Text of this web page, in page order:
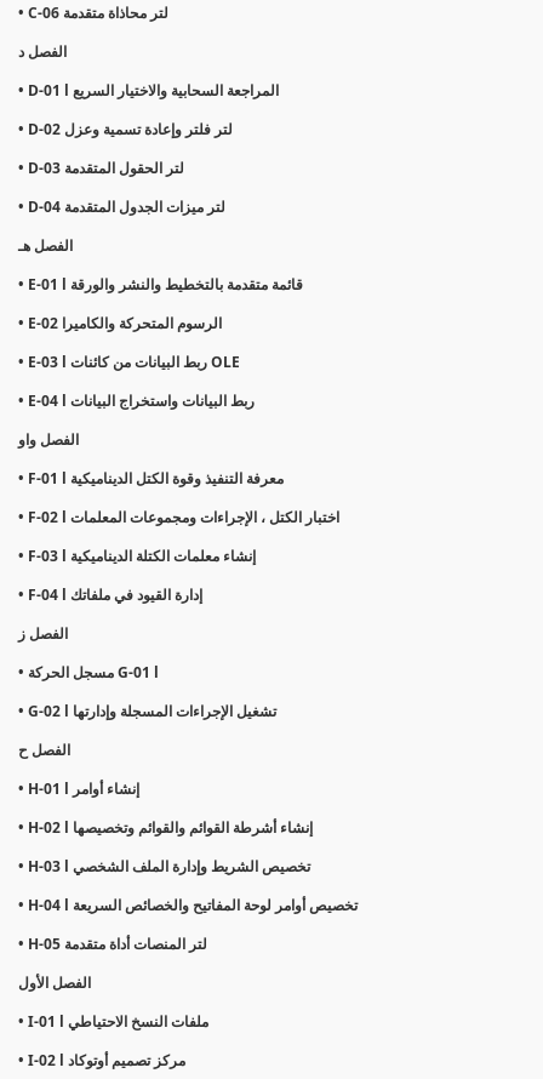
• C-06 لتر محاذاة متقدمة
الفصل د
• D-01 l المراجعة السحابية والاختيار السريع
• D-02 لتر فلتر وإعادة تسمية وعزل
• D-03 لتر الحقول المتقدمة
• D-04 لتر ميزات الجدول المتقدمة
الفصل هـ
• E-01 l قائمة متقدمة بالتخطيط والنشر والورقة
• E-02 الرسوم المتحركة والكاميرا
• E-03 l ربط البيانات من كائنات OLE
• E-04 l ربط البيانات واستخراج البيانات
الفصل واو
• F-01 l معرفة التنفيذ وقوة الكتل الديناميكية
• F-02 l اختبار الكتل ، الإجراءات ومجموعات المعلمات
• F-03 l إنشاء معلمات الكتلة الديناميكية
• F-04 l إدارة القيود في ملفاتك
الفصل ز
• مسجل الحركة G-01 l
• G-02 l تشغيل الإجراءات المسجلة وإدارتها
الفصل ح
• H-01 l إنشاء أوامر
• H-02 l إنشاء أشرطة القوائم والقوائم وتخصيصها
• H-03 l تخصيص الشريط وإدارة الملف الشخصي
• H-04 l تخصيص أوامر لوحة المفاتيح والخصائص السريعة
• H-05 لتر المنصات أداة متقدمة
الفصل الأول
• I-01 l ملفات النسخ الاحتياطي
• I-02 l مركز تصميم أوتوكاد